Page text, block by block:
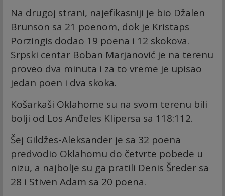
Na drugoj strani, najefikasniji je bio Džalen
Brunson sa 21 poenom, dok je Kristaps
Porzingis dodao 19 poena i 12 skokova.
Srpski centar Boban Marjanović je na terenu
proveo dva minuta i za to vreme je upisao
jedan poen i dva skoka.
Košarkaši Oklahome su na svom terenu bili
bolji od Los Anđeles Klipersa sa 118:112.
Šej Gildžes-Aleksander je sa 32 poena
predvodio Oklahomu do četvrte pobede u
nizu, a najbolje su ga pratili Denis Šreder sa
28 i Stiven Adam sa 20 poena.